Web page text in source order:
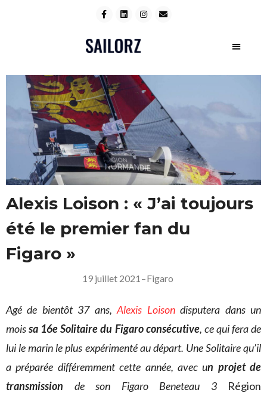
Alexis Loison : « J’ai toujours
été le premier fan du
Figaro »
19 juillet 2021 –Figaro
Agé de bientôt 37 ans,Alexis Loisondisputera dans un
moissa 16e Solitaire du Figaro consécutive, ce qui fera de
lui le marin le plus expérimenté au départ. Une Solitaire qu’il
a préparée différemment cette année, avec un projet de
transmission de son Figaro Beneteau 3 Région